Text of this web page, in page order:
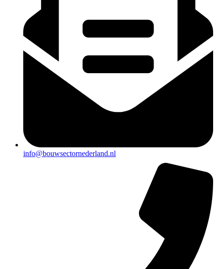
info@bouwsectornederland.nl